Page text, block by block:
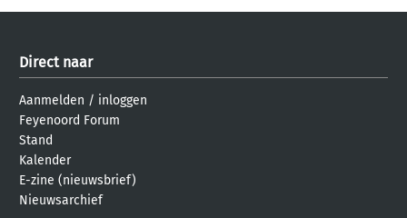
Direct naar
Aanmelden / inloggen
Feyenoord Forum
Stand
Kalender
E-zine (nieuwsbrief)
Nieuwsarchief